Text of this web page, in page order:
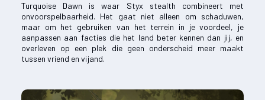
Turquoise Dawn is waar Styx stealth combineert met
onvoorspelbaarheid. Het gaat niet alleen om schaduwen,
maar om het gebruiken van het terrein in je voordeel, je
aanpassen aan facties die het land beter kennen dan jij, en
overleven op een plek die geen onderscheid meer maakt
tussen vriend en vijand.